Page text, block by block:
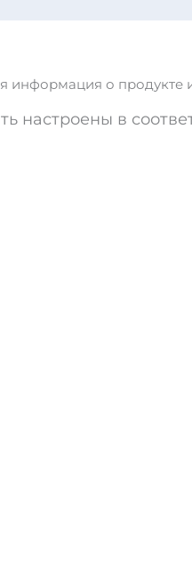
информация о продукте
настроены в